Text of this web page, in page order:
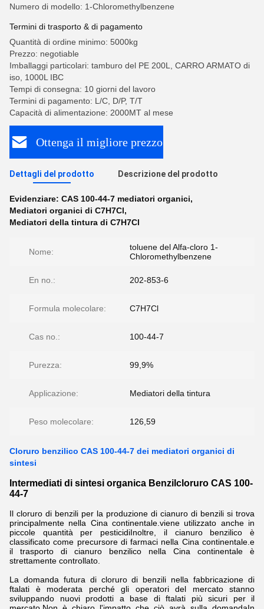
Numero di modello: 1-Chloromethylbenzene
Termini di trasporto & di pagamento
Quantità di ordine minimo: 5000kg
Prezzo: negotiable
Imballaggi particolari: tamburo del PE 200L, CARRO ARMATO di
iso, 1000L IBC
Tempi di consegna: 10 giorni del lavoro
Termini di pagamento: L/C, D/P, T/T
Capacità di alimentazione: 2000MT al mese
Ottenga il migliore prezzo
Dettagli del prodotto Descrizione del prodotto
Evidenziare: CAS 100-44-7 mediatori organici,
Mediatori organici di C7H7Cl,
Mediatori della tintura di C7H7Cl
Nome:
toluene del Alfa-cloro 1-
Chloromethylbenzene
En no.: 202-853-6
Formula molecolare: C7H7Cl
Cas no.: 100-44-7
Purezza: 99,9%
Applicazione: Mediatori della tintura
Peso molecolare: 126,59
Cloruro benzilico CAS 100-44-7 dei mediatori organici di
sintesi
Intermediati di sintesi organica Benzilcloruro CAS 100-
44-7
Il cloruro di benzili per la produzione di cianuro di benzili si trova
principalmente nella Cina continentale.viene utilizzato anche in
piccole quantità per pesticidiInoltre, il cianuro benzilico è
classificato come precursore di farmaci nella Cina continentale.e
il trasporto di cianuro benzilico nella Cina continentale è
strettamente controllato.
La domanda futura di cloruro di benzili nella fabbricazione di
ftalati è moderata perché gli operatori del mercato stanno
sviluppando nuovi prodotti a base di ftalati più sicuri per il